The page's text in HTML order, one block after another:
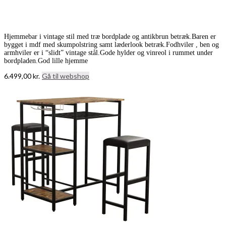
Hjemmebar i vintage stil med træ bordplade og antikbrun betræk.Baren er
bygget i mdf med skumpolstring samt læderlook betræk.Fodhviler , ben og
armhviler er i “slidt” vintage stål.Gode hylder og vinreol i rummet under
bordpladen.God lille hjemme
6.499,00kr. Gå til webshop